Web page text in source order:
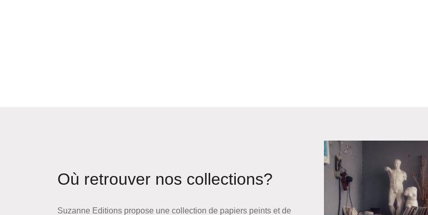
Où retrouver nos collections?
Suzanne Editions propose une collection de papiers peints et de